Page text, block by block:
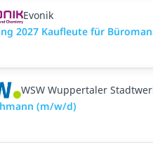
Evonik
2027 Kaufleute für
WSW Wuppertaler
(m/w/d)